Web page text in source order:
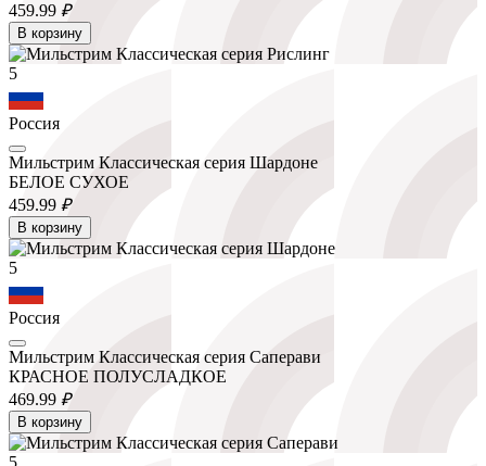
459.99 ₽
В корзину
5
Россия
Мильстрим Классическая серия Шардоне
БЕЛОЕ СУХОЕ
459.99 ₽
В корзину
5
Россия
Мильстрим Классическая серия Саперави
КРАСНОЕ ПОЛУСЛАДКОЕ
469.99 ₽
В корзину
5